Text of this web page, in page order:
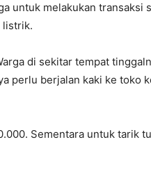
untuk melakukan transaksi
listrik.
di sekitar tempat
perlu berjalan kaki ke toko
Sementara untuk tarik